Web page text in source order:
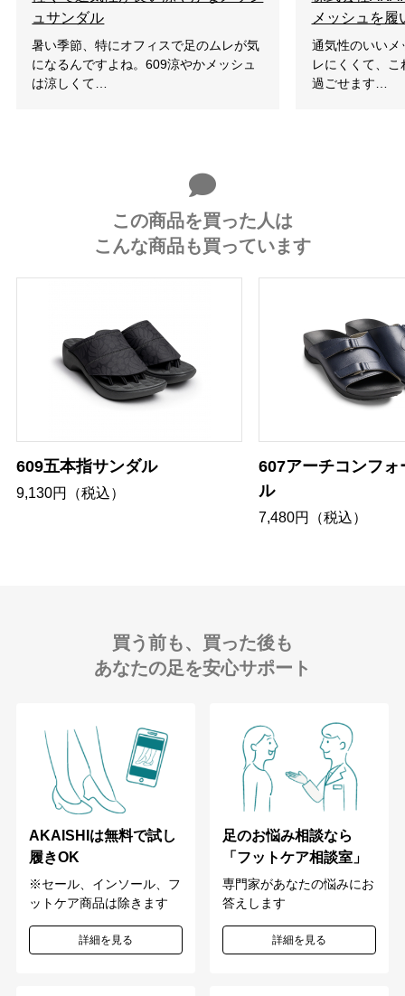
ュサンダル
暑い季節、特にオフィスで足のムレが気
になるんですよね。609涼やかメッシュ
は涼しくて…
メッシュを履
通気性のいいメ
レにくくて、
過ごせます…
この商品を買った人は
こんな商品も買っています
609五本指サンダル
9,130円（税込）
607アーチコンフォ
ル
7,480円（税込）
買う前も、買った後も
あなたの足を安心サポート
AKAISHIは無料で試し
履きOK
※セール、インソール、フ
ットケア商品は除きます
詳細を見る
足のお悩み相談なら
「フットケア相談室」
専門家があなたの悩みにお
答えします
詳細を見る